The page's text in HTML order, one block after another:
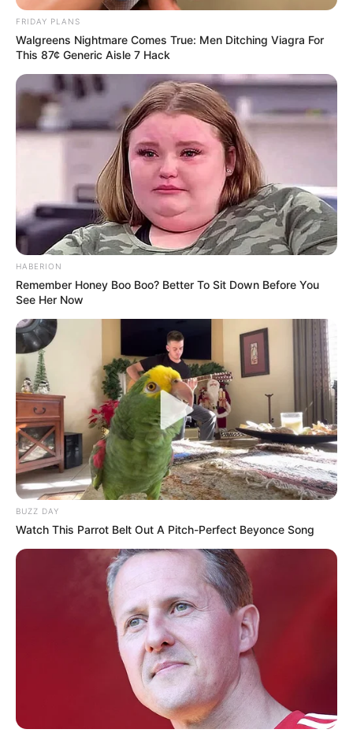
Swisscows.
Hafenrundfahrt Hamburg mit Hilfe von Yahoo
suchen:
Die schönsten und beliebtesten Ausflugsziele in
ganz Deutschland:
Hier wird eine vollständige Auflistung der
schönsten
Ausflugsziele und Sehenswürdigkeiten in Deutschland
FRIDAY PLANS
Walgreens Nightmare Comes True: Men Ditching Viagra For
This 87¢ Generic Aisle 7 Hack
HABERION
Remember Honey Boo Boo? Better To Sit Down Before You
See Her Now
BUZZ DAY
Watch This Parrot Belt Out A Pitch-Perfect Beyonce Song